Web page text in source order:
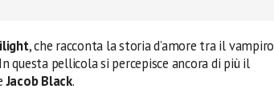
, che racconta la storia d’amore tra il vampiro
questa pellicola si percepisce ancora di più il
Jacob Black.